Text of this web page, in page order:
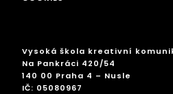
Vysoká škola kreativní
Na Pankráci 420/54
140 00 Praha 4 – Nusle
IČ: 05080967